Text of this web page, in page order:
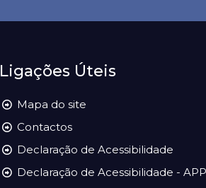
Ligações Úteis
Mapa do site
Contactos
Declaração de Acessibilidade
Declaração de Acessibilidade - APP